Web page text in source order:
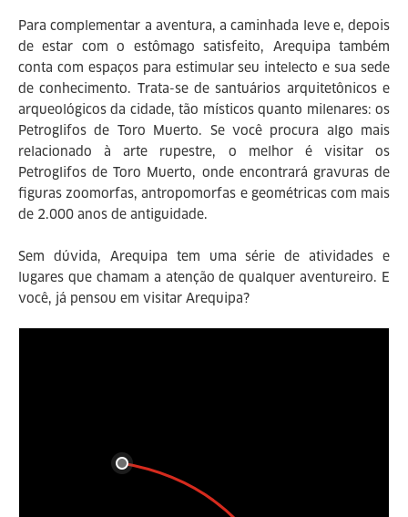
Para complementar a aventura, a caminhada leve e, depois
de estar com o estômago satisfeito, Arequipa também
conta com espaços para estimular seu intelecto e sua sede
de conhecimento. Trata-se de santuários arquitetônicos e
arqueológicos da cidade, tão místicos quanto milenares: os
Petroglifos de Toro Muerto. Se você procura algo mais
relacionado à arte rupestre, o melhor é visitar os
Petroglifos de Toro Muerto, onde encontrará gravuras de
figuras zoomorfas, antropomorfas e geométricas com mais
de 2.000 anos de antiguidade.
Sem dúvida, Arequipa tem uma série de atividades e
lugares que chamam a atenção de qualquer aventureiro. E
você, já pensou em visitar Arequipa?